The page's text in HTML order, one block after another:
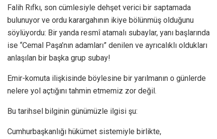
Falih Rıfkı, son cümlesiyle dehşet verici bir saptamada
bulunuyor ve ordu karargahının ikiye bölünmüş olduğunu
söylüyordu: Bir yanda resmî atamalı subaylar, yanı başlarında
ise “Cemal Paşa’nın adamları” denilen ve ayrıcalıklı oldukları
anlaşılan bir başka grup subay!
Emir-komuta ilişkisinde böylesine bir yarılmanın o günlerde
nelere yol açtığını tahmin etmemiz zor değil.
Bu tarihsel bilginin günümüzle ilgisi şu:
Cumhurbaşkanlığı hükümet sistemiyle birlikte,